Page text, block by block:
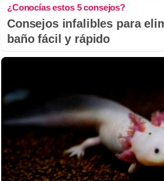
¿Conocías estos 5 consejos?
Consejos infalibles para
baño fácil y rápido